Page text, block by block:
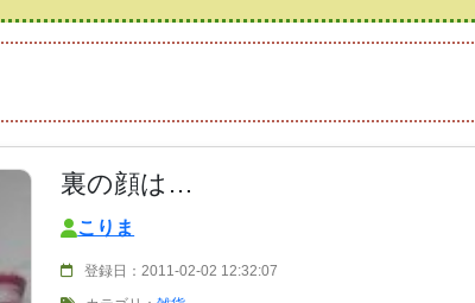
裏の顔は…
こりま
登録日：2011-02-02 12:32:07